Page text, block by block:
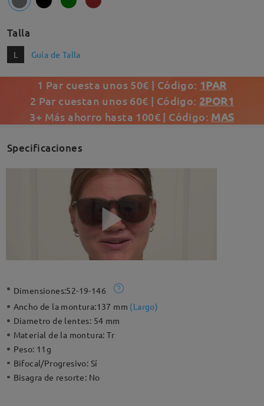
Talla
L Guía de Talla
1 Par cuesta unos 50€ | Código: 1PAR
2 Par cuestan unos 60€ | Código: 2POR1
3+ Más ahorro hasta 100€ | Código: MAS
Specificaciones
Dimensiones:52-19-146
Ancho de la montura:137 mm (Largo)
Diametro de lentes: 54 mm
Material de la montura:Tr
Peso: 11g
Bifocal/Progresivo: Sí
Bisagra de resorte: No